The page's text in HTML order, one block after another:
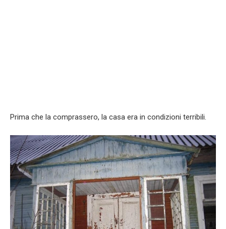
Prima che la comprassero, la casa era in condizioni terribili.